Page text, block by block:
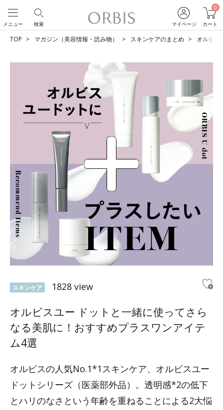
マイページ
0
カート
検索
メニュー
TOP マガジン（美容情報・読み物） スキンケアのまとめ オルビス
スキンケア 1828 view
オルビスユー ドットと一緒に使ってさら
なる美肌に！おすすめプラスワンアイテ
ム4選
オルビスの人気No.1*1スキンケア、オルビスユー
ドットシリーズ（医薬部外品）。透明感*2の低下
とハリのなさという年齢を重ねることによる2大悩